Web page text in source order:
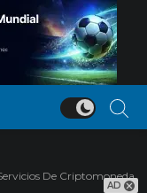
AD
De Criptomonedas